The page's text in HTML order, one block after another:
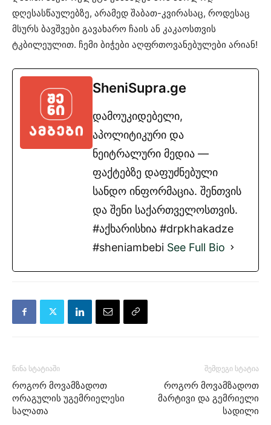
დღესასწაულებზე, არამედ შაბათ-კვირასაც, როდესაც
მსურს ბავშვები გავახარო ჩაის ან კაკაოსთვის
ტკბილეულით. ჩემი ბიჭები აღფრთოვანებულები არიან!
SheniSupra.ge
დამოუკიდებელი,
აპოლიტიკური და
ნეიტრალური მედია —
ფაქტებზე დაფუძნებული
სანდო ინფორმაცია. შენთვის
და შენი საქართველოსთვის.
#აქხარისხია #drpkhakadze
#sheniambebi See Full Bio
წინა სტატიაში
როგორ მოვამზადოთ
ორაგულის უგემრიელესი
სალათა
შემდეგი სტატია
როგორ მოვამზადოთ
მარტივი და გემრიელი
სადილი